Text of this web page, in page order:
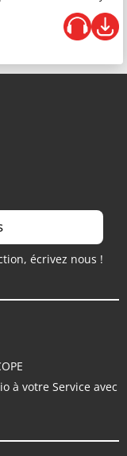
écrivez nous !
à votre Service avec